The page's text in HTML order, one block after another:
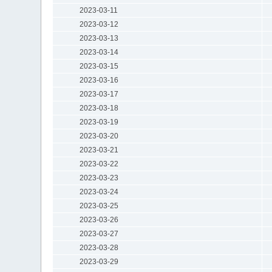
2023-03-11
2023-03-12
2023-03-13
2023-03-14
2023-03-15
2023-03-16
2023-03-17
2023-03-18
2023-03-19
2023-03-20
2023-03-21
2023-03-22
2023-03-23
2023-03-24
2023-03-25
2023-03-26
2023-03-27
2023-03-28
2023-03-29